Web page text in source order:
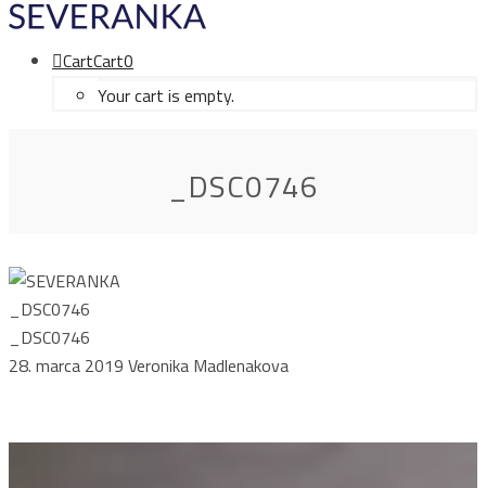
CartCart0
Your cart is empty.
_DSC0746
_DSC0746
_DSC0746
28. marca 2019 Veronika Madlenakova